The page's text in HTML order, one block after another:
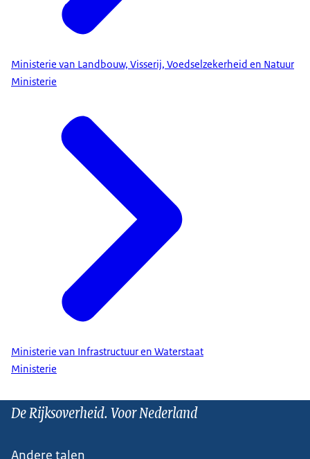
Ministerie van Landbouw, Visserij, Voedselzekerheid en Natuur
Ministerie
Ministerie van Infrastructuur en Waterstaat
Ministerie
De Rijksoverheid. Voor Nederland
Andere talen